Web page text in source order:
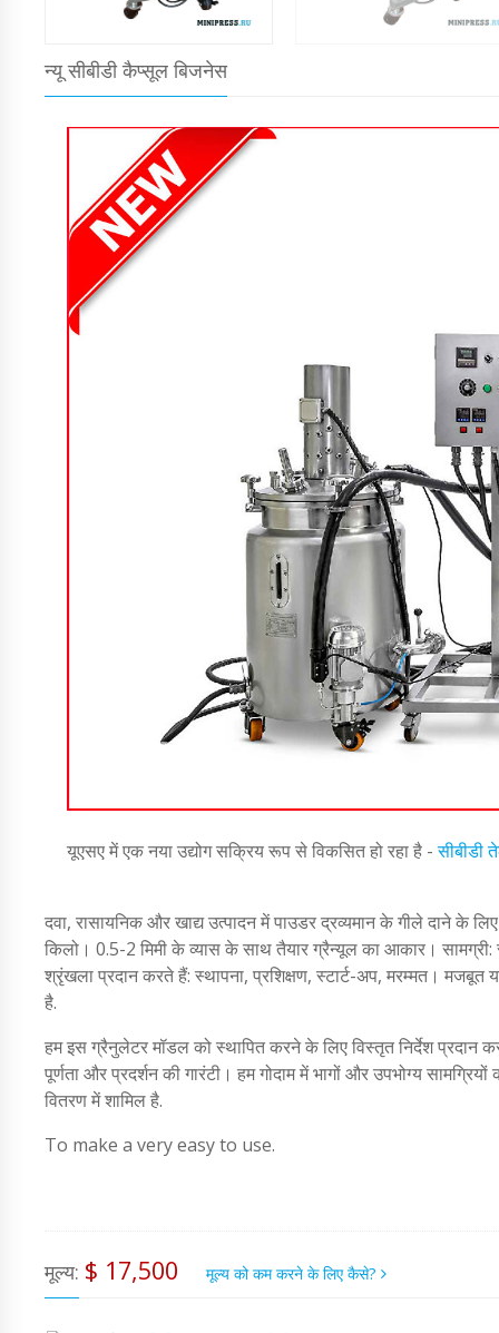
न्यू सीबीडी कैप्सूल बिजनेस
यूएसए में एक नया उद्योग सक्रिय रूप से विकसित हो रहा है -सीबीडी
दवा, रासायनिक और खाद्य उत्पादन में पाउडर द्रव्यमान के गीले दाने के
किलो। 0.5-2 मिमी के व्यास के साथ तैयार ग्रैन्यूल का आकार।
श्रृंखला प्रदान करते हैं: स्थापना, प्रशिक्षण, स्टार्ट-अप, मरम्मत।
है.
हम इस ग्रैनुलेटर मॉडल को स्थापित करने के लिए विस्तृत निर्देश प्रदान
पूर्णता और प्रदर्शन की गारंटी। हम गोदाम में भागों और उपभोग्य
वितरण में शामिल है.
To make a very easy to use.
मूल्य: $ 17,500 मूल्य को कम करने के लिए कैसे?